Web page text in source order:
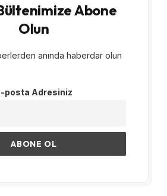
Abone
Olun
anında haberdar olun
posta Adresiniz